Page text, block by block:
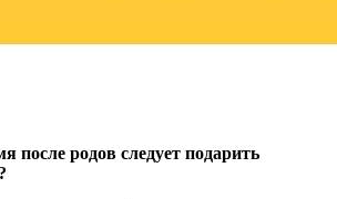
после родов следует подарить